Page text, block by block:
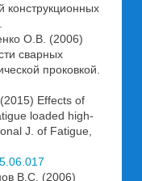
конструкционных
О.В. (2006)
сварных
проковкой.
Effects of
loaded high-
J. of Fatigue,
В.С. (2006)